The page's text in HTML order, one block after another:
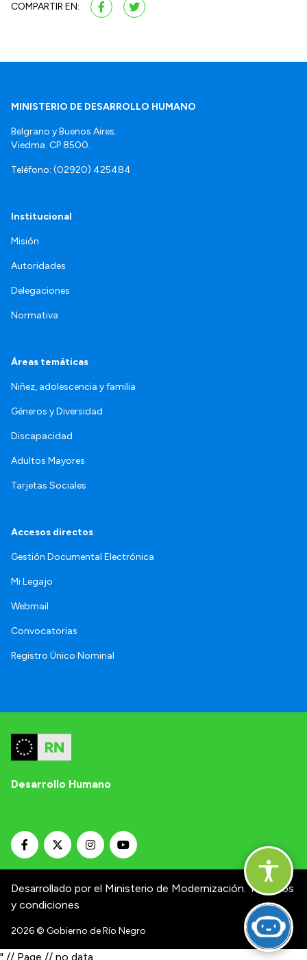
COMPARTIR EN:
MINISTERIO DE DESARROLLO HUMANO
Belgrano y Buenos Aires.
Viedma. CP 8500.
Teléfono: (02920) 425484
Institucional
Misión
Autoridades
Delegaciones
Normativa
Áreas temáticas
Niñez, adolescencia y familia
Géneros y Diversidad
Discapacidad
Adultos Mayores
Tarjetas Sociales
Accesos directos
Gestión Documental Electrónica
Mi Legajo
Webmail
Convocatorias
Registro Único Nominal
Desarrollo Humano
Desarrollado por el Ministerio de Modernización. Términos
y condiciones
2026© Gobierno de Río Negro
" // Page // no data